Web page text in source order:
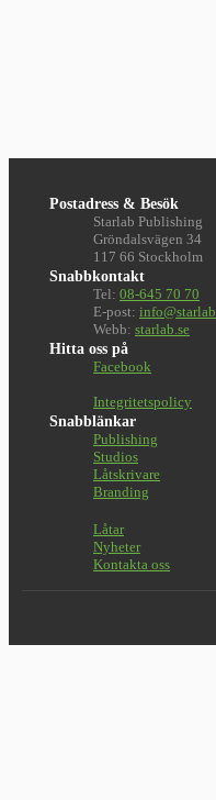
Postadress & Besök
Starlab Publishing
Gröndalsvägen 34
117 66 Stockholm
Snabbkontakt
Tel: 08-645 70 70
E-post:
Webb: starlab.se
Hitta oss på
Facebook
Integritetspolicy
Snabblänkar
Publishing
Studios
Låtskrivare
Branding
Låtar
Nyheter
Kontakta oss